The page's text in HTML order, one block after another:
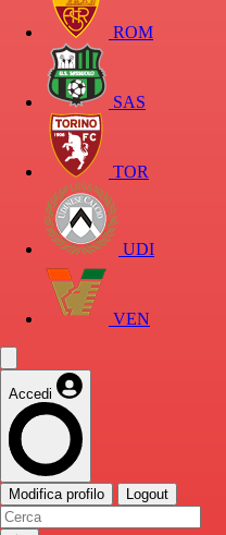
ROM
SAS
TOR
UDI
VEN
Accedi
Modifica profilo Logout